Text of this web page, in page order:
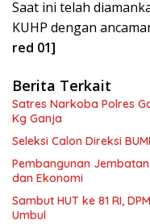
Saat ini telah
KUHP dengan
red 01]
Berita Terkait
Satres Narkoba Polres
Kg Ganja
Seleksi Calon Direksi
Pembangunan
dan Ekonomi
Sambut HUT ke 81 RI,
Umbul